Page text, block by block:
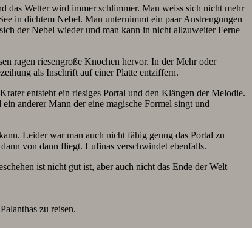
das Wetter wird immer schlimmer. Man weiss sich nicht mehr
in dichtem Nebel. Man unternimmt ein paar Anstrengungen
der Nebel wieder und man kann in nicht allzuweiter Ferne
ragen riesengroße Knochen hervor. In der Mehr oder
als Inschrift auf einer Platte entziffern.
entsteht ein riesiges Portal und den Klängen der Melodie.
anderer Mann der eine magische Formel singt und
Leider war man auch nicht fähig genug das Portal zu
von dann fliegt. Lufinas verschwindet ebenfalls.
ist nicht gut ist, aber auch nicht das Ende der Welt
zu reisen.